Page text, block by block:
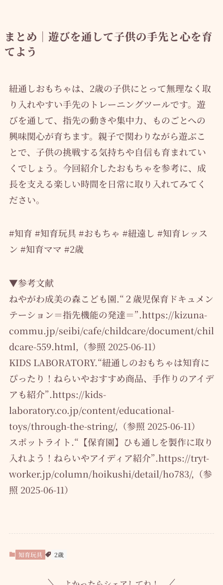
まとめ｜遊びを通して子供の手先と心を育
てよう
紐通しおもちゃは、2歳の子供にとって無理なく取
り入れやすい手先のトレーニングツールです。遊
びを通して、指先の動きや集中力、ものごとへの
興味関心が育ちます。親子で関わりながら遊ぶこ
とで、子供の挑戦する気持ちや自信も育まれてい
くでしょう。今回紹介したおもちゃを参考に、成
長を支える楽しい時間を日常に取り入れてみてく
ださい。
#知育 #知育玩具 #おもちゃ #紐遠し #知育レッス
ン #知育ママ #2歳
▼参考文献
ねやがわ成美の森こども園.“２歳児保育ドキュメン
テーション＝指先機能の発達＝”.https://kizuna-
commu.jp/seibi/cafe/childcare/document/chil
dcare-559.html,（参照 2025-06-11）
KIDS LABORATORY.“紐通しのおもちゃは知育に
ぴったり！ねらいやおすすめ商品、手作りのアイデ
アも紹介”.https://kids-
laboratory.co.jp/content/educational-
toys/through-the-string/,（参照 2025-06-11）
スポットライト.“【保育園】ひも通しを製作に取り
入れよう！ねらいやアイディア紹介”.https://tryt-
worker.jp/column/hoikushi/detail/ho783/,（参
照 2025-06-11）
知育玩具 2歳